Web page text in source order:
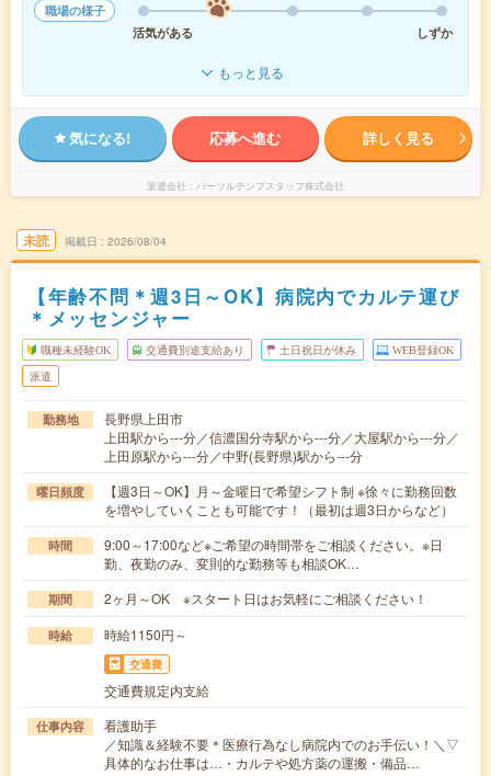
職場の様子
活気がある
しずか
もっと見る
気になる! 応募へ進む 詳しく見る
派遣会社 パーソルテンプスタッフ株式会社
未読 掲載日 2026/08/04
【年齢不問＊週3日～OK】病院内でカルテ運び
＊メッセンジャー
職種未経験OK 交通費別途支給あり 土日祝日が休み WEB登録OK
派遣
勤務地
長野県上田市
上田駅から---分／信濃国分寺駅から---分／大屋駅から---分／
上田原駅から---分／中野(長野県)駅から---分
曜日頻度
【週3日～OK】月～金曜日で希望シフト制 ※徐々に勤務回数
を増やしていくことも可能です！（最初は週3日からなど）
時間
9:00～17:00など※ご希望の時間帯をご相談ください。※日
勤、夜勤のみ、変則的な勤務等も相談OK…
期間 2ヶ月～OK ※スタート日はお気軽にご相談ください！
時給 時給1150円～
交通費
交通費規定内支給
仕事内容
看護助手
／知識＆経験不要＊医療行為なし病院内でのお手伝い！＼▽
具体的なお仕事は…・カルテや処方薬の運搬・備品…